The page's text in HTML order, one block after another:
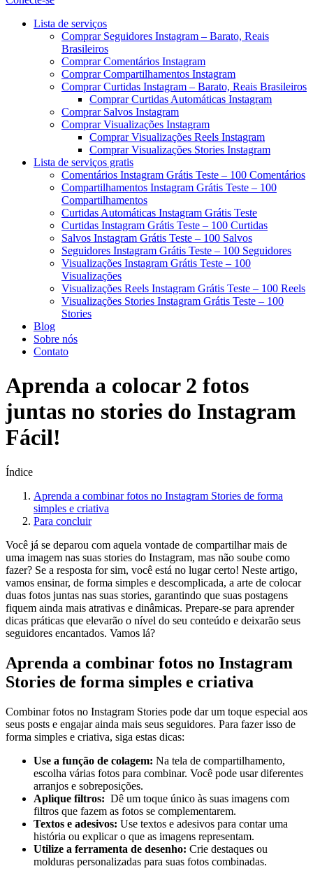
Menu
Lista de serviços
Comprar Seguidores Instagram – Barato, Reais
Brasileiros
Comprar Comentários Instagram
Comprar Compartilhamentos Instagram
Comprar Curtidas Instagram – Barato, Reais Brasileiros
Comprar Curtidas Automáticas Instagram
Comprar Salvos Instagram
Comprar Visualizações Instagram
Comprar Visualizações Reels Instagram
Comprar Visualizações Stories Instagram
Lista de serviços gratis
Comentários Instagram Grátis Teste – 100 Comentários
Compartilhamentos Instagram Grátis Teste – 100
Compartilhamentos
Curtidas Automáticas Instagram Grátis Teste
Curtidas Instagram Grátis Teste – 100 Curtidas
Salvos Instagram Grátis Teste – 100 Salvos
Seguidores Instagram Grátis Teste – 100 Seguidores
Visualizações Instagram Grátis Teste – 100
Visualizações
Visualizações Reels Instagram Grátis Teste – 100 Reels
Visualizações Stories Instagram Grátis Teste – 100
Stories
Blog
Sobre nós
Contato
Aprenda a colocar 2 fotos
juntas no stories do Instagram
Fácil!
Índice
Aprenda a combinar fotos no‍ Instagram Stories de forma
simples e criativa
Para concluir
Você já ‌se deparou com aquela ‌vontade ​de compartilhar mais de
uma imagem nas⁣ suas stories⁣ do Instagram, mas não soube como
fazer? Se a ‍resposta for sim, você está no lugar certo! ⁣Neste artigo,
vamos ensinar, de forma simples e descomplicada, ⁣a arte de‌ colocar
‍duas fotos juntas nas ​suas stories, garantindo ‍que suas ‍postagens
fiquem ainda ⁣mais atrativas e dinâmicas. Prepare-se para aprender
dicas ⁣práticas que ‍elevarão o nível do seu conteúdo e⁢ deixarão seus
seguidores encantados. Vamos lá?
Aprenda a combinar fotos no‍ Instagram
Stories de forma simples e criativa
Combinar ⁢fotos no Instagram Stories pode dar um toque especial ​aos
seus posts e⁣ engajar ​ainda ⁣mais seus ​seguidores. Para fazer isso de
⁤forma simples e criativa, siga estas dicas:
Use a função de colagem: Na tela de⁣ compartilhamento,
escolha várias fotos para ⁢combinar.​ Você pode usar ⁤diferentes⁢
arranjos e sobreposições.
Aplique filtros: ⁣ Dê um toque⁣ único⁣ às ⁣suas​ imagens com
filtros que fazem as fotos se⁤ complementarem.
Textos ⁤e adesivos: Use textos e adesivos para contar uma
história ​ou explicar​ o que as imagens representam.
Utilize ⁤a ⁢ferramenta ⁣de‌ desenho: Crie destaques ou
molduras personalizadas⁤ para suas⁤ fotos⁤ combinadas.